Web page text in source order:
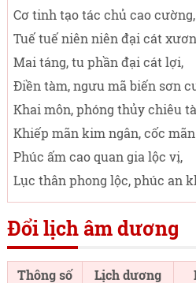
Cơ tinh tạo tác chủ cao cường,
Tuế tuế niên niên đại cát
Mai táng, tu phần đại cát lợi,
Điền tàm, ngưu mã biến sơn
Khai môn, phóng thủy chiêu
Khiếp mãn kim ngân, cốc
Phúc ấm cao quan gia lộc vị,
Lục thân phong lộc, phúc an
Đổi lịch âm dương
Thông số Lịch dương